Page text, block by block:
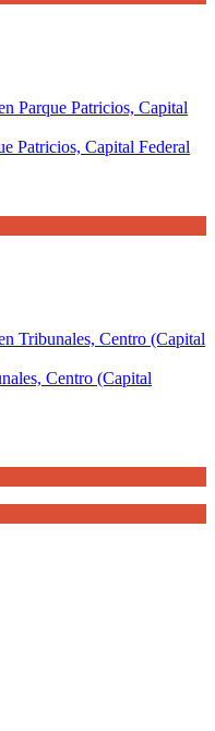
Patricios, Capital Federal
Centro (Capital